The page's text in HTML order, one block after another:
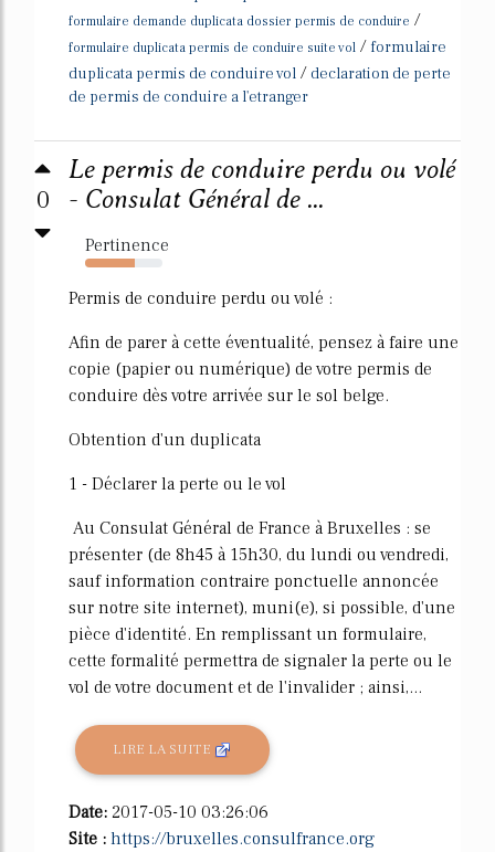
formulaire demande duplicata dossier permis de conduire /
formulaire duplicata permis de conduire suite vol / formulaire
duplicata permis de conduire vol / declaration de perte
de permis de conduire a l'etranger
0
Le permis de conduire perdu ou volé
- Consulat Général de ...
Pertinence
64%
Permis de conduire perdu ou volé :
Afin de parer à cette éventualité, pensez à faire une
copie (papier ou numérique) de votre permis de
conduire dès votre arrivée sur le sol belge.
Obtention d'un duplicata
1 - Déclarer la perte ou le vol
Au Consulat Général de France à Bruxelles : se
présenter (de 8h45 à 15h30, du lundi ou vendredi,
sauf information contraire ponctuelle annoncée
sur notre site internet), muni(e), si possible, d'une
pièce d'identité. En remplissant un formulaire,
cette formalité permettra de signaler la perte ou le
vol de votre document et de l'invalider ; ainsi,...
LIRE LA SUITE
Date: 2017-05-10 03:26:06
Site : https://bruxelles.consulfrance.org